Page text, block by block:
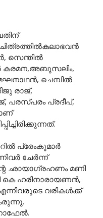
സെന്തിൽ
കരമന,അബുസലിം,
ചെമ്പിൽ
രാജ്,
പരസ്പരം പ്രദീപ്‌,
പ്രേംകുമാർ
ചേർന്ന്
ഛായാഗ്രഹണം മണി
കെ ഹരിനാരായണൻ,
വരികൾക്ക്